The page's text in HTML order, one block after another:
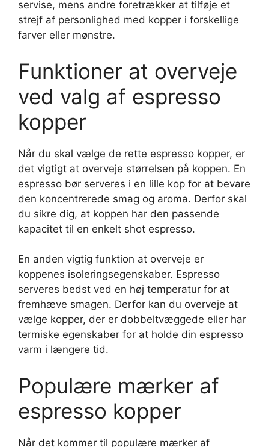
servise, mens andre foretrækker at tilføje et
strejf af personlighed med kopper i forskellige
farver eller mønstre.
Funktioner at overveje
ved valg af espresso
kopper
Når du skal vælge de rette espresso kopper, er
det vigtigt at overveje størrelsen på koppen. En
espresso bør serveres i en lille kop for at bevare
den koncentrerede smag og aroma. Derfor skal
du sikre dig, at koppen har den passende
kapacitet til en enkelt shot espresso.
En anden vigtig funktion at overveje er
koppenes isoleringsegenskaber. Espresso
serveres bedst ved en høj temperatur for at
fremhæve smagen. Derfor kan du overveje at
vælge kopper, der er dobbeltvæggede eller har
termiske egenskaber for at holde din espresso
varm i længere tid.
Populære mærker af
espresso kopper
Når det kommer til populære mærker af